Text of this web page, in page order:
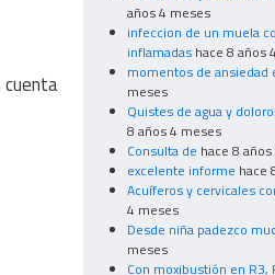
años 4 meses
infeccion de un muela
inflamadas hace 8 años
momentos de ansiedad
meses
Quistes de agua y
8 años 4 meses
Consulta de hace 8
excelente informe hace
Acuíferos y cervicales
4 meses
Desde niña padezco
meses
Con moxibustión en R3,